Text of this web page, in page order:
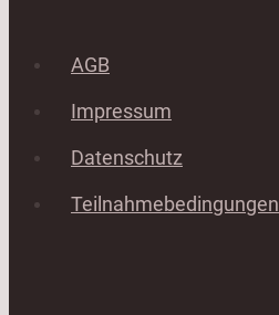
AGB
Impressum
Datenschutz
Teilnahmebedingungen